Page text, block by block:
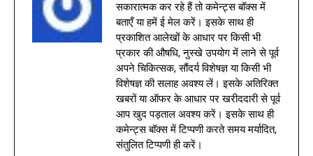
सकारात्मक कर रहे हैं तो कमेन्ट्स बॉक्स में
बताएँ या हमें ई मेल करें। इसके साथ ही
प्रकाशित आलेखों के आधार पर किसी भी
प्रकार की औषधि, नुस्खे उपयोग में लाने से पूर्व
अपने चिकित्सक, सौंदर्य विशेषज्ञ या किसी भी
विशेषज्ञ की सलाह अवश्य लें। इसके अतिरिक्त
खबरों या ऑफर के आधार पर खरीददारी से पूर्व
आप खुद पड़ताल अवश्य करें। इसके साथ ही
कमेन्ट्स बॉक्स में टिप्पणी करते समय मर्यादित,
संतुलित टिप्पणी ही करें।